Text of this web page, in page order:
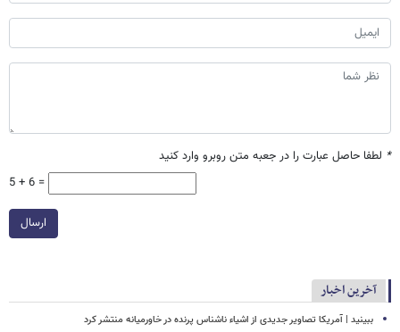
* لطفا حاصل عبارت را در جعبه متن روبرو وارد کنید
5 + 6 =
ارسال
آخرین اخبار
ببینید | آمریکا تصاویر جدیدی از اشیاء ناشناس پرنده در خاورمیانه منتشر کرد